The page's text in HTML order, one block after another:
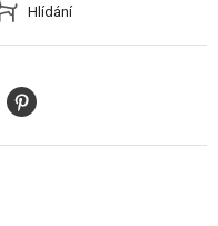
Hlídání